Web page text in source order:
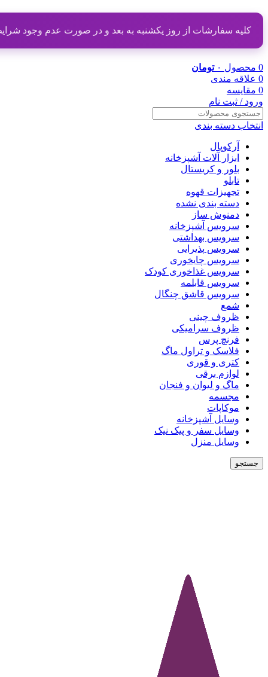
کلیه سفارشات از روز یکشنبه به بعد و در صورت عدم وجود شرایط مناسب از تاریخ ۲۰
0 محصول ۰ تومان
0 علاقه مندی
0 مقایسه
ورود / ثبت نام
انتخاب دسته بندی
آرکوپال
ابزار آلات آشپزخانه
بلور و کریستال
تابلو
تجهیزات قهوه
دسته بندی نشده
دمنوش ساز
سرویس آشپزخانه
سرویس بهداشتی
سرویس پذیرایی
سرویس چایخوری
سرویس غذاخوری کودک
سرویس قابلمه
سرویس قاشق چنگال
شمع
ظروف چینی
ظروف سرامیکی
فرنچ پرس
فلاسک و تراول ماگ
کتری و قوری
لوازم برقی
ماگ و لیوان و فنجان
مجسمه
موکاپات
وسایل آشپزخانه
وسایل سفر و پیک نیک
وسایل منزل
جستجو